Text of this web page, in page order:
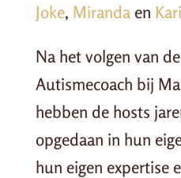
Joke, Mirandaen
Na het volgen van
Autismecoach bij
hebben de hosts
opgedaan in hun
hun eigen expertise